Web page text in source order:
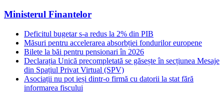
Ministerul Finantelor
Deficitul bugetar s-a redus la 2% din PIB
Măsuri pentru accelerarea absorbției fondurilor europene
Bilete la băi pentru pensionari în 2026
Declarația Unică precompletată se găsește în secțiunea Mesaje
din Spațiul Privat Virtual (SPV)
Asociații nu pot ieși dintr-o firmă cu datorii la stat fără
informarea fiscului